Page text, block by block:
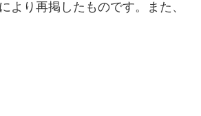
より再掲したものです。また、